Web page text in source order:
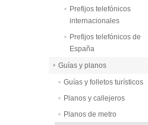
Prefijos telefónicos
internacionales
Prefijos telefónicos de
España
Guías y planos
Guías y folletos turísticos
Planos y callejeros
Planos de metro